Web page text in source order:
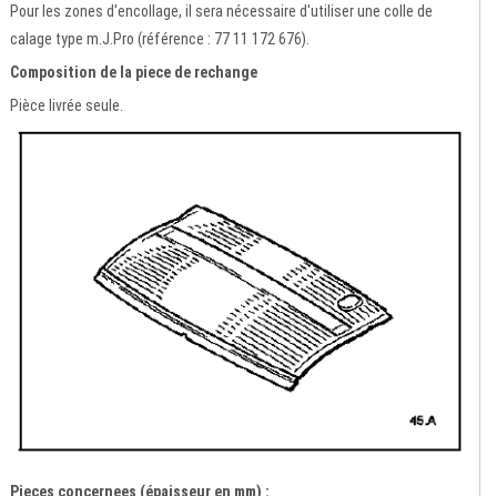
Pour les zones d'encollage, il sera nécessaire d'utiliser une colle de
calage type m.J.Pro (référence : 77 11 172 676).
Composition de la piece de rechange
Pièce livrée seule.
Pieces concernees (épaisseur en mm) :